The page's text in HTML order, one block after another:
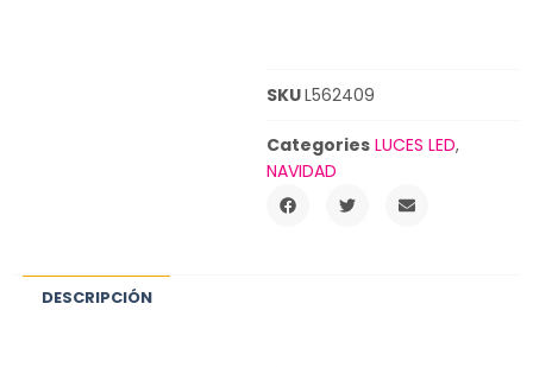
SKUL562409
Categories LUCES LED,
NAVIDAD
DESCRIPCIÓN